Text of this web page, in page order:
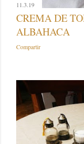
11.3.19
CREMA DE
ALBAHACA
Compartir